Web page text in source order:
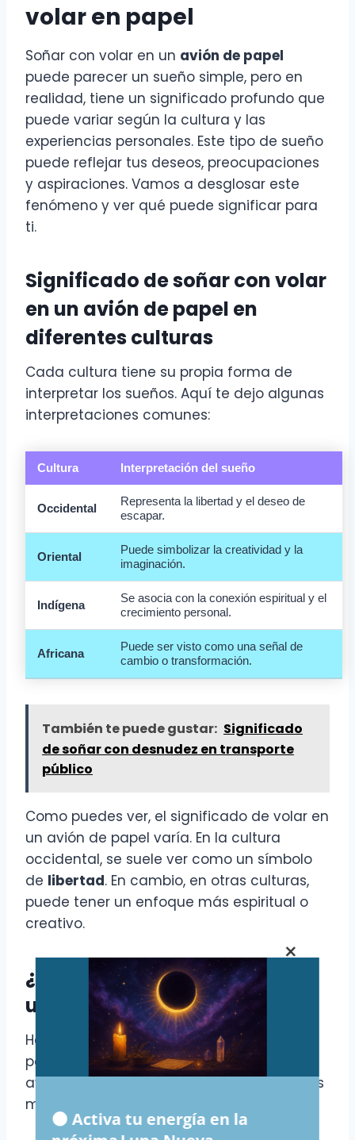
volar en papel
Soñar con volar en un avión de papel
puede parecer un sueño simple, pero en
realidad, tiene un significado profundo que
puede variar según la cultura y las
experiencias personales. Este tipo de sueño
puede reflejar tus deseos, preocupaciones
y aspiraciones. Vamos a desglosar este
fenómeno y ver qué puede significar para
ti.
Significado de soñar con volar
en un avión de papel en
diferentes culturas
Cada cultura tiene su propia forma de
interpretar los sueños. Aquí te dejo algunas
interpretaciones comunes:
Cultura Interpretación del sueño
Occidental
Representa la libertad y el deseo de
escapar.
Oriental
Puede simbolizar la creatividad y la
imaginación.
Indígena
Se asocia con la conexión espiritual y el
crecimiento personal.
Africana
Puede ser visto como una señal de
cambio o transformación.
También te puede gustar: Significado
de soñar con desnudez en transporte
público
Como puedes ver, el significado de volar en
un avión de papel varía. En la cultura
occidental, se suele ver como un símbolo
de libertad. En cambio, en otras culturas,
puede tener un enfoque más espiritual o
creativo.
¿Por qué sueñas con volar en
un avión de papel?
Hay varias razones por las que tu mente
podría llevarte a soñar con volar en un
avión de papel. Aquí te dejo algunas de las
más comunes:
×
🌑 Activa tu energía en la